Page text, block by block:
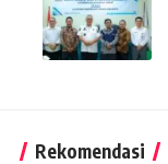
Rekomendasi